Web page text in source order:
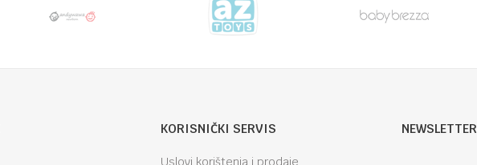
KORISNIČKI SERVIS
Uslovi korištenja i prodaje
NEWSLETTER